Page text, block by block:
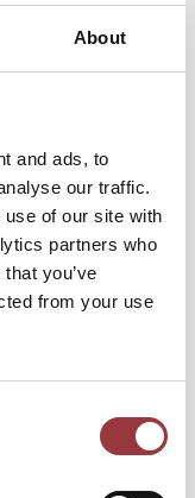
About
and ads, to
our traffic.
of our site with
partners who
you’ve
from your use
805